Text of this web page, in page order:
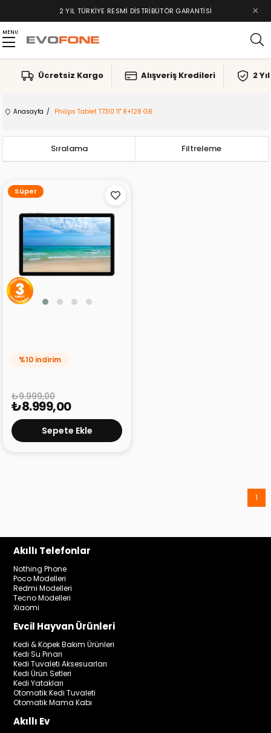
2 YIL TÜRKIYE RESMI DISTRIBÜTÖR GARANTISI ×
MENU
Ücretsiz Kargo Alışveriş Kredileri 2
Anasayfa Philips Tablet T7310 11" 8+128 GB
Filtreleme
Sıralama
%10 indirim
₺8.999,00
₺9.999,00
Sepete Ekle
Süper
1
Akıllı Telefonlar
Nothing Phone
Poco Modelleri
Redmi Modelleri
Tecno Modelleri
Xiaomi
Evcil Hayvan Ürünleri
Kedi & Köpek Bakım Ürünleri
Kedi Su Pınarı
Kedi Tuvaleti Aksesuarları
Kedi Ürün Setleri
Kedi Yatakları
Otomatik Kedi Tuvaleti
Otomatik Mama Kabı
Akıllı Ev